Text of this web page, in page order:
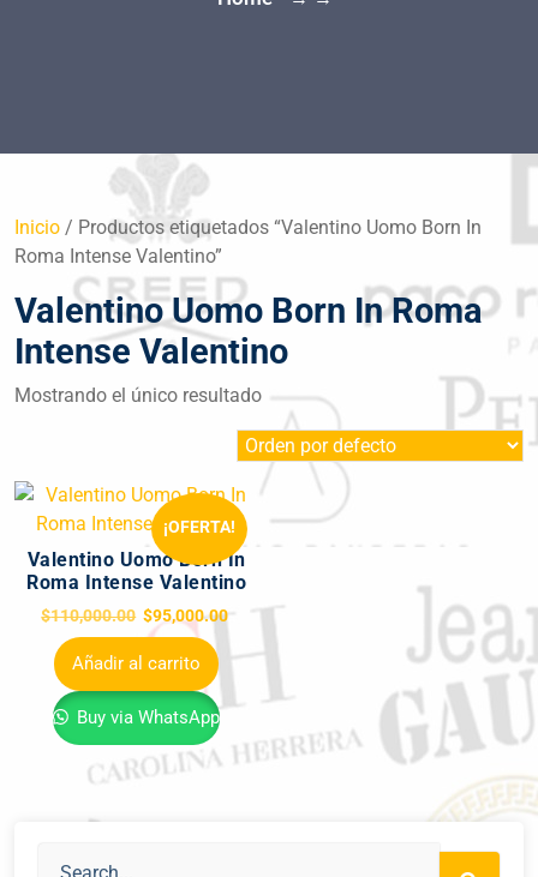
Inicio / Productos etiquetados “Valentino Uomo Born In
Roma Intense Valentino”
Valentino Uomo Born In Roma
Intense Valentino
Mostrando el único resultado
¡OFERTA!
Valentino Uomo Born In
Roma Intense Valentino
$110,000.00 $95,000.00
Añadir al carrito
Buy via WhatsApp